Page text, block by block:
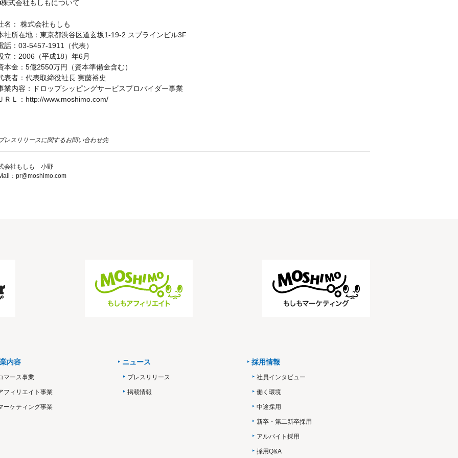
式会社もしもについて
名： 株式会社もしも
社所在地：東京都渋谷区道玄坂1-19-2 スプラインビル3F
話：03-5457-1911（代表）
立：2006（平成18）年6月
本金：5億2550万円（資本準備金含む）
表者：代表取締役社長 実藤裕史
業内容：ドロップシッピングサービスプロバイダー事業
ＲＬ：http://www.moshimo.com/
レスリリースに関するお問い合わせ先
会社もしも 小野
：pr@moshimo.com
内容
マース事業
フィリエイト事業
ーケティング事業
ニュース
プレスリリース
掲載情報
採用情報
社員インタビュー
働く環境
中途採用
新卒・第二新卒採用
アルバイト採用
採用Q&A